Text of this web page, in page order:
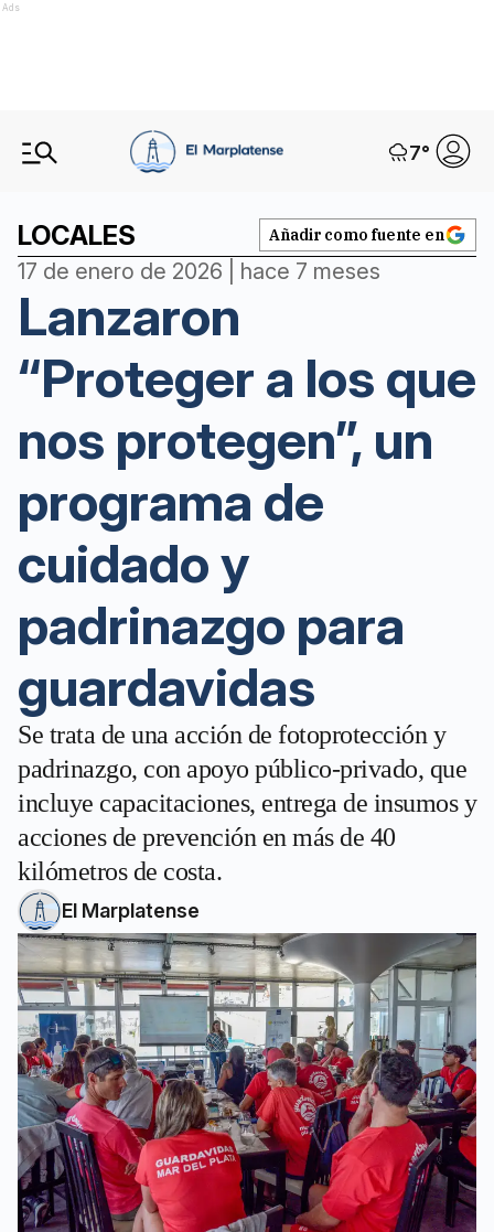
Ads
7°
LOCALES Añadir como fuente en
17 de enero de 2026 | hace 7 meses
Lanzaron
“Proteger a los que
nos protegen”, un
programa de
cuidado y
padrinazgo para
guardavidas
Se trata de una acción de fotoprotección y
padrinazgo, con apoyo público-privado, que
incluye capacitaciones, entrega de insumos y
acciones de prevención en más de 40
kilómetros de costa.
El Marplatense